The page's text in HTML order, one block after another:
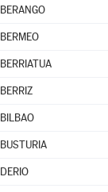
BERANGO
BERMEO
BERRIATUA
BERRIZ
BILBAO
BUSTURIA
DERIO